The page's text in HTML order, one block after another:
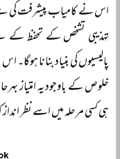
اس نے کامیاب پیشرفت کی
تہذیبی تشخص کے تحفظ کے
پالیسیوں کی بنیاد بنانا
خلوص کے باوجود یہ امتیاز
ہی کسی مرحلہ میں اسے نظر